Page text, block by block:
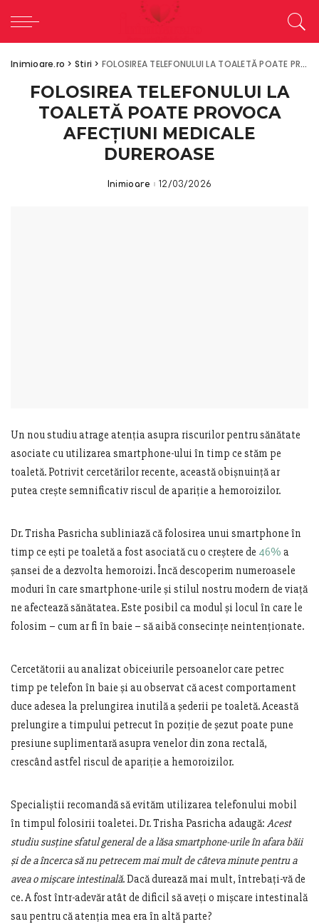
Inimioare.ro > Stiri > FOLOSIREA TELEFONULUI LA TOALETĂ POATE PROVOCA AFECȚIUNI MEDICALE DUREROASE
FOLOSIREA TELEFONULUI LA
TOALETĂ POATE PROVOCA
AFECȚIUNI MEDICALE
DUREROASE
Posted
Inimioare 12/03/2026
Un nou studiu atrage atenția asupra riscurilor pentru sănătate
asociate cu utilizarea smartphone-ului în timp ce stăm pe
toaletă. Potrivit cercetărilor recente, această obișnuință ar
putea crește semnificativ riscul de apariție a hemoroizilor.
Dr. Trisha Pasricha subliniază că folosirea unui smartphone în
timp ce ești pe toaletă a fost asociată cu o creștere de 46% a
șansei de a dezvolta hemoroizi. Încă descoperim numeroasele
moduri în care smartphone-urile și stilul nostru modern de viață
ne afectează sănătatea. Este posibil ca modul și locul în care le
folosim – cum ar fi în baie – să aibă consecințe neintenționate.
Cercetătorii au analizat obiceiurile persoanelor care petrec
timp pe telefon în baie și au observat că acest comportament
duce adesea la prelungirea inutilă a șederii pe toaletă. Această
prelungire a timpului petrecut în poziție de șezut poate pune
presiune suplimentară asupra venelor din zona rectală,
crescând astfel riscul de apariție a hemoroizilor.
Specialiștii recomandă să evităm utilizarea telefonului mobil
în timpul folosirii toaletei. Dr. Trisha Pasricha adaugă: Acest
studiu susține sfatul general de a lăsa smartphone-urile în afara băii
și de a încerca să nu petrecem mai mult de câteva minute pentru a
avea o mișcare intestinală. Dacă durează mai mult, întrebați-vă de
ce. A fost într-adevăr atât de dificil să aveți o mișcare intestinală
sau pentru că atenția mea era în altă parte?